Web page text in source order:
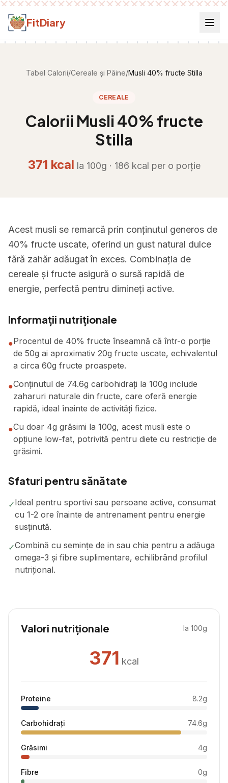
Salt la conținut
FitDiary
Tabel Calorii/Cereale și Pâine/Musli 40% fructe Stilla
CEREALE
Calorii Musli 40% fructe
Stilla
371 kcal la 100g · 186 kcal per o porție
Acest musli se remarcă prin conținutul generos de
40% fructe uscate, oferind un gust natural dulce
fără zahăr adăugat în exces. Combinația de
cereale și fructe asigură o sursă rapidă de
energie, perfectă pentru dimineți active.
Informații nutriționale
●Procentul de 40% fructe înseamnă că într-o porție
de 50g ai aproximativ 20g fructe uscate, echivalentul
a circa 60g fructe proaspete.
●Conținutul de 74.6g carbohidrați la 100g include
zaharuri naturale din fructe, care oferă energie
rapidă, ideal înainte de activități fizice.
●Cu doar 4g grăsimi la 100g, acest musli este o
opțiune low-fat, potrivită pentru diete cu restricție de
grăsimi.
Sfaturi pentru sănătate
✓Ideal pentru sportivi sau persoane active, consumat
cu 1-2 ore înainte de antrenament pentru energie
susținută.
✓Combină cu semințe de in sau chia pentru a adăuga
omega-3 și fibre suplimentare, echilibrând profilul
nutrițional.
Valori nutriționale la 100g
371 kcal
Proteine 8.2g
Carbohidrați 74.6g
Grăsimi 4g
Fibre 0g